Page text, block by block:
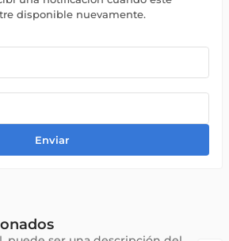
disponible nuevamente.
Enviar